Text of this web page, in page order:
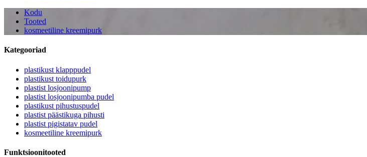
Kodu
Tooted
kosmeetiline kreemipurk
Kategooriad
plastikust klapppudel
plastikust toidupurk
plastist losjoonipump
plastist losjoonipumba pudel
plastikust pihustuspudel
plastist päästikuga pihusti
plastist pigistatav pudel
kosmeetiline kreemipurk
Funktsioonitooted